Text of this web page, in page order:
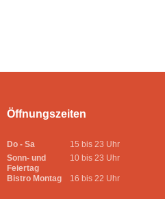
Öffnungszeiten
Do - Sa
15 bis 23 Uhr
Sonn- und
Feiertag
10 bis 23 Uhr
Bistro Montag 16 bis 22 Uhr